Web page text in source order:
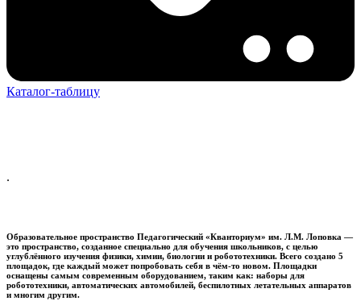
Каталог-таблицу
.
Образовательное пространство Педагогический «Кванториум» им. Л.М. Лоповка —
это пространство, созданное специально для обучения школьников, с целью
углублённого изучения физики, химии, биологии и робототехники. Всего создано 5
площадок, где каждый может попробовать себя в чём-то новом. Площадки
оснащены самым современным оборудованием, таким как: наборы для
робототехники, автоматических автомобилей, беспилотных летательных аппаратов
и многим другим.